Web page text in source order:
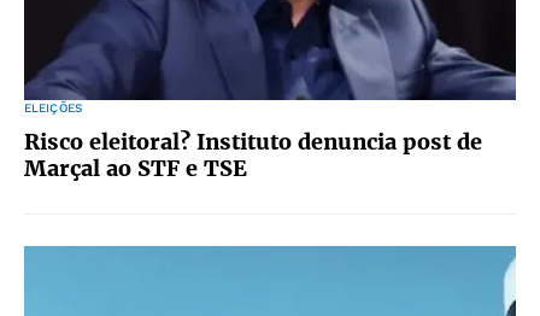
ELEIÇÕES
Risco eleitoral? Instituto denuncia post de
Marçal ao STF e TSE